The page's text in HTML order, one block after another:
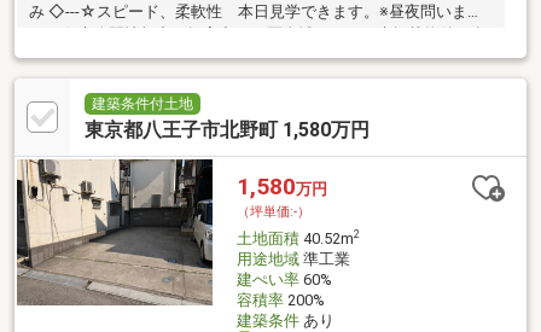
み ◇---☆スピード、柔軟性 本日見学できます。※昼夜問いませ
数ございます。☆提携銀行多数、無料FP相談 お客様や物件ごと
に条件の良い銀行を提案します。☆アフターサービス 「安心」
を守るサービスを多数ご用意しています。■ご案内・物件詳細・
周辺物件のご請求はお気軽にどうぞ。※お電話の場合：070-8580-
建築条件付土地
東京都八王子市北野町 1,580万円
1,580万円
（坪単価:-）
土地面積40.52m2
用途地域準工業
建ぺい率60%
容積率200%
建築条件あり